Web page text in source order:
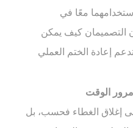
معًا في
التصميمان كيف يمكن
إعادة الختم العملي
الوقت
إغلاق الغطاء فحسب، بل